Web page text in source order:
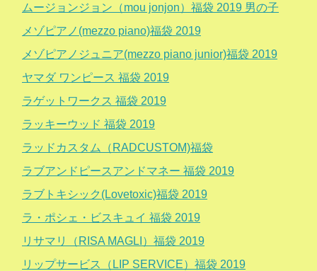
ムージョンジョン（mou jonjon）福袋 2019 男の子
メゾピアノ(mezzo piano)福袋 2019
メゾピアノジュニア(mezzo piano junior)福袋 2019
ヤマダ ワンピース 福袋 2019
ラゲットワークス 福袋 2019
ラッキーウッド 福袋 2019
ラッドカスタム（RADCUSTOM)福袋
ラブアンドピースアンドマネー 福袋 2019
ラブトキシック(Lovetoxic)福袋 2019
ラ・ポシェ・ビスキュイ 福袋 2019
リサマリ（RISA MAGLI）福袋 2019
リップサービス（LIP SERVICE）福袋 2019